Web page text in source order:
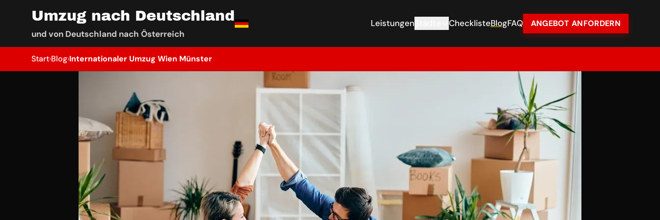
Umzug nach Deutschland
und von Deutschland nach Österreich
Leistungen ChecklisteBlogFAQ ANGEBOT ANFORDERN
Start›Blog›Internationaler Umzug Wien Münster